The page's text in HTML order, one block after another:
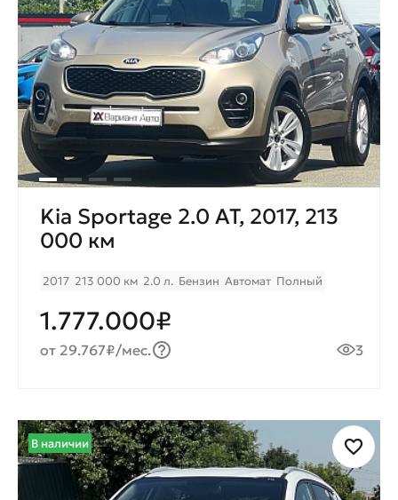
Kia Sportage 2.0 AT, 2017, 213
000 км
2017 213 000 км 2.0 л. Бензин Автомат Полный
1.777.000₽
от 29.767₽/мес. 3
В наличии